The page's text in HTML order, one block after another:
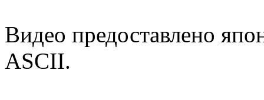
Видео предоставлено
ASCII.